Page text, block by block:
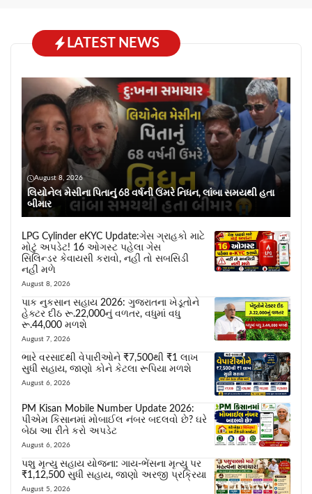
LATEST NEWS
August 8, 2026
લિયોનેલ મેસીના પિતાનું 68 વર્ષની ઉંમરે નિધન, લાંબા સમયથી હતા
બીમાર
LPG Cylinder eKYC Update:ગેસ ગ્રાહકો માટે
મોટું અપડેટ! 16 ઓગસ્ટ પહેલા ગેસ
સિલિન્ડર કેવાયસી કરાવો, નહીં તો સબસિડી
નહીં મળે
August 8, 2026
પાક નુકસાન સહાય 2026: ગુજરાતના ખેડૂતોને
હેક્ટર દીઠ રૂ.22,000નું વળતર, વધુમાં વધુ
રૂ.44,000 મળશે
August 7, 2026
ભારે વરસાદથી વેપારીઓને ₹7,500થી ₹1 લાખ
સુધી સહાય, જાણો કોને કેટલા રૂપિયા મળશે
August 6, 2026
PM Kisan Mobile Number Update 2026:
પીએમ કિસાનમાં મોબાઈલ નંબર બદલવો છે? ઘરે
બેઠા આ રીતે કરો અપડેટ
August 6, 2026
પશુ મૃત્યુ સહાય યોજના: ગાય-ભેંસના મૃત્યુ પર
₹1,12,500 સુધી સહાય, જાણો અરજી પ્રક્રિયા
August 5, 2026